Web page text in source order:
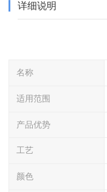
详细说明
名称
适用范围
产品优势
工艺
颜色